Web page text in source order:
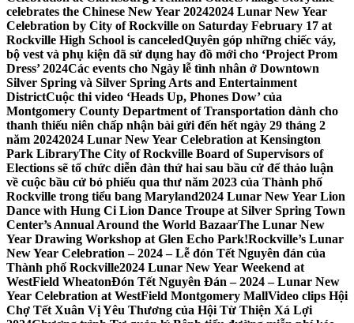
celebrates the Chinese New Year 20242024 Lunar New Year
Celebration by City of Rockville on Saturday February 17 at
Rockville High School is canceledQuyên góp những chiếc váy,
bộ vest và phụ kiện đã sử dụng hay đồ mới cho ‘Project Prom
Dress’ 2024Các events cho Ngày lễ tình nhân ở Downtown
Silver Spring và Silver Spring Arts and Entertainment
DistrictCuộc thi video ‘Heads Up, Phones Dow’ của
Montgomery County Department of Transportation dành cho
thanh thiếu niên chấp nhận bài gửi đến hết ngày 29 tháng 2
năm 20242024 Lunar New Year Celebration at Kensington
Park LibraryThe City of Rockville Board of Supervisors of
Elections sẽ tổ chức diễn đàn thứ hai sau bầu cử để thảo luận
về cuộc bầu cử bỏ phiếu qua thư năm 2023 của Thành phố
Rockville trong tiểu bang Maryland2024 Lunar New Year Lion
Dance with Hung Ci Lion Dance Troupe at Silver Spring Town
Center’s Annual Around the World BazaarThe Lunar New
Year Drawing Workshop at Glen Echo Park!Rockville’s Lunar
New Year Celebration – 2024 – Lễ đón Tết Nguyên đán của
Thành phố Rockville2024 Lunar New Year Weekend at
WestField WheatonĐón Tết Nguyên Đán – 2024 – Lunar New
Year Celebration at WestField Montgomery MallVideo clips Hội
Chợ Tết Xuân Vị Yêu Thương của Hội Từ Thiện Xá Lợi